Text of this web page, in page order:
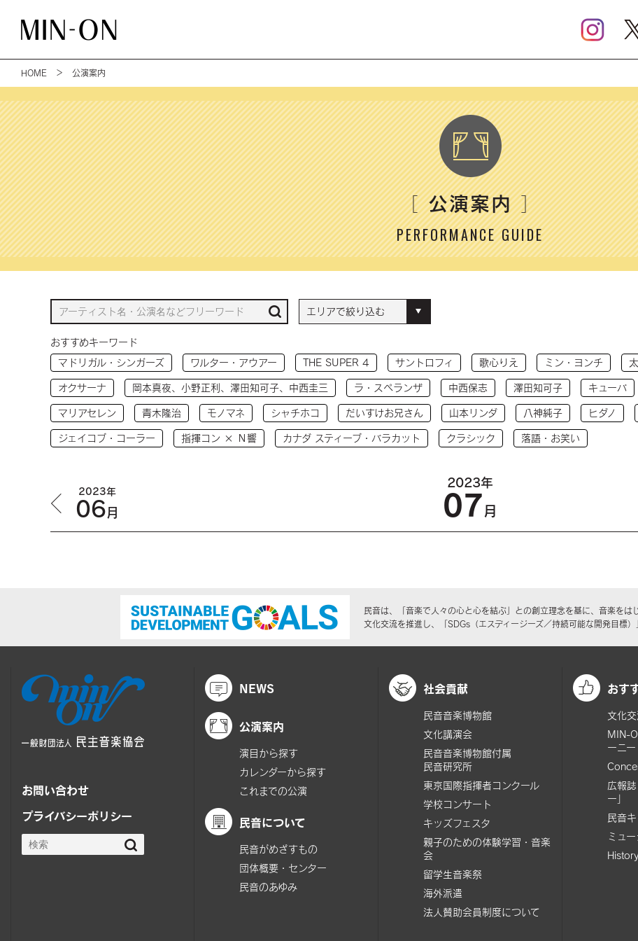
HOME ＞ 公演案内
［公演案内］
PERFORMANCE GUIDE
おすすめキーワード
マドリガル・シンガーズ
ワルター・アウアー THE SUPER 4 サントロフィ 歌心りえ ミン・ヨンチ
オクサーナ 岡本真夜、小野正利、澤田知可子、中西圭三 ラ・スペランザ 中西保志 澤田知可子 キューバ
マリアセレン 青木隆治 モノマネ シャチホコ だいすけお兄さん 山本リンダ 八神純子 ヒダノ
ジェイコブ・コーラー 指揮コン × Ｎ響 カナダ スティーブ・バラカット クラシック 落語・お笑い
2023年
06月
2023年
07月
民音は、「音楽で人々の心と心を結ぶ」との創立理念を基に、音楽をは
文化交流を推進し、「SDGs（エスディージーズ／持続可能な開発目標）
お問い合わせ
プライバシーポリシー
NEWS
公演案内
演目から探す
カレンダーから探す
これまでの公演
民音について
民音がめざすもの
団体概要・センター
民音のあゆみ
社会貢献
民音音楽博物館
文化講演会
民音音楽博物館付属
民音研究所
東京国際指揮者コンクール
学校コンサート
キッズフェスタ
親子のための体験学習・音楽
会
留学生音楽祭
海外派遣
法人賛助会員制度について
おす
文化
MIN-
ーニー
広報
ー」
民音
ミュ